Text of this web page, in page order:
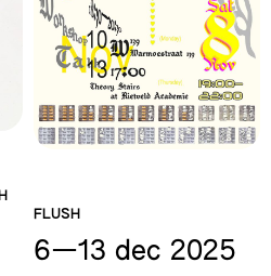
FLUSH
6—​13 dec 2025